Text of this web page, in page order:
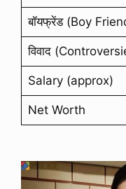
बॉयफ्रेंड (Boy
विवाद
Salary (approx)
Net Worth